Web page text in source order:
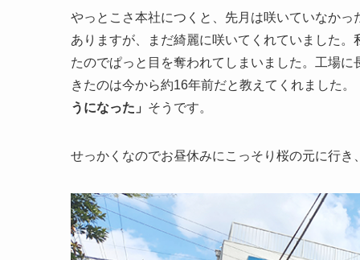
やっとこさ本社につくと、先月は咲いていなかっ
ありますが、まだ綺麗に咲いてくれていました
たのでぱっと目を奪われてしまいました。工場
きたのは今から約16年前だと教えてくれました。
うになった」 そうです。
せっかくなのでお昼休みにこっそり桜の元に行